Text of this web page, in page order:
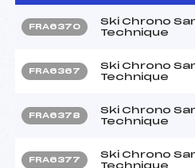
FRA6370
Ski Chrono
Technique
FRA6367
Ski Chrono
Technique
FRA6378
Ski Chrono
Technique
FRA6377
Ski Chrono
Technique